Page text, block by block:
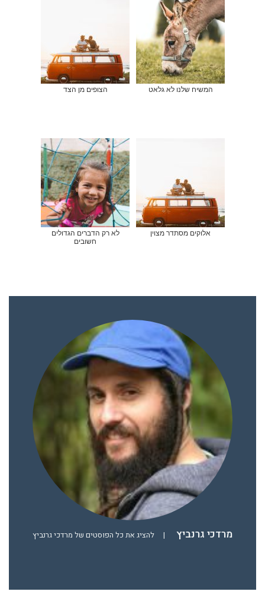
המשיח שלנו לא גלאט הצופים מן הצד
אלוקים מסתדר מצוין
לא רק הדברים הגדולים
חשובים
מרדכי גרנביץ | להציג את כל הפוסטים של מרדכי גרנביץ